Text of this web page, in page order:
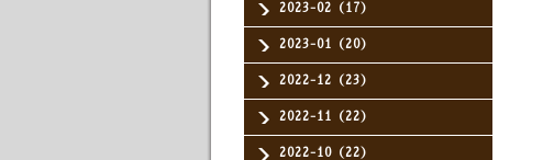
2023-02（17）
2023-01（20）
2022-12（23）
2022-11（22）
2022-10（22）